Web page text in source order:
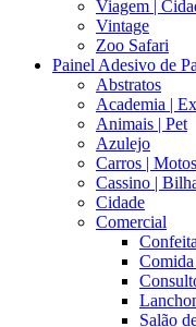
Viagem |
Vintage
Zoo Safari
Painel Adesivo de
Abstratos
Academia |
Animais | Pet
Azulejo
Carros | Motos
Cassino |
Cidade
Comercial
Comida
Salão